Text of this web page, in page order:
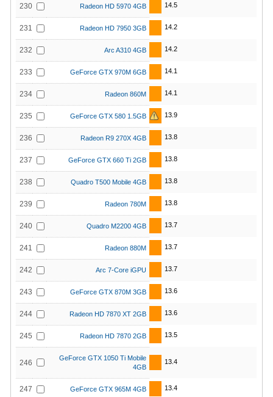
230 Radeon HD 5970 4GB 14.5
231 Radeon HD 7950 3GB 14.2
232 Arc A310 4GB 14.2
233 GeForce GTX 970M 6GB 14.1
234 Radeon 860M 14.1
235 GeForce GTX 580 1.5GB 13.9
236 Radeon R9 270X 4GB 13.8
237 GeForce GTX 660 Ti 2GB 13.8
238 Quadro T500 Mobile 4GB 13.8
239 Radeon 780M 13.8
240 Quadro M2200 4GB 13.7
241 Radeon 880M 13.7
242 Arc 7-Core iGPU 13.7
243 GeForce GTX 870M 3GB 13.6
244 Radeon HD 7870 XT 2GB 13.6
245 Radeon HD 7870 2GB 13.5
246
GeForce GTX 1050 Ti Mobile
4GB
13.4
247 GeForce GTX 965M 4GB 13.4